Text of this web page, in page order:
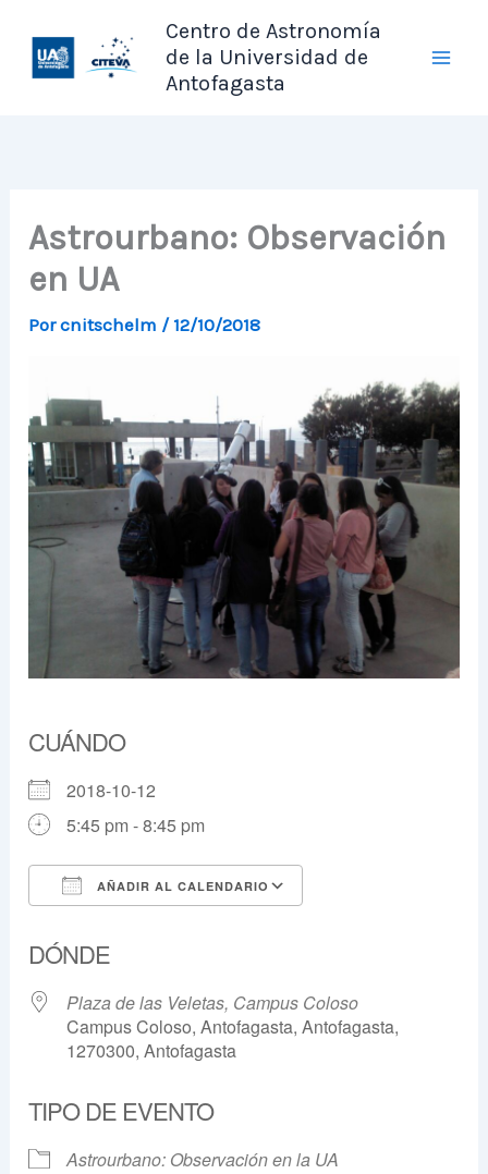
contenido
Centro de Astronomía
de la Universidad de
Antofagasta
Astrourbano: Observación
en UA
Porcnitschelm / 12/10/2018
CUÁNDO
2018-10-12
5:45 pm - 8:45 pm
AÑADIR AL CALENDARIO
DÓNDE
Plaza de las Veletas, Campus Coloso
Campus Coloso, Antofagasta, Antofagasta,
1270300, Antofagasta
TIPO DE EVENTO
Astrourbano: Observación en la UA